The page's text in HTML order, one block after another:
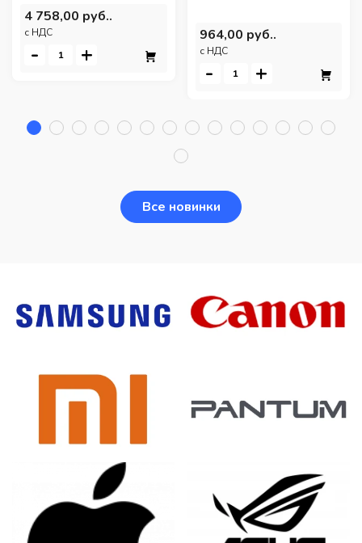
4 758,00 руб..
c НДС
- +
964,00 руб..
c НДС
- +
Все новинки